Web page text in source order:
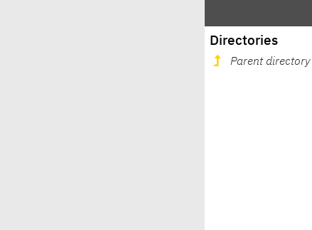
Directories
Parent directory